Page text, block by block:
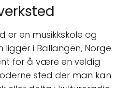
er en musikkskole og
ligger i Ballangen, Norge.
for å være en veldig
sted der man kan